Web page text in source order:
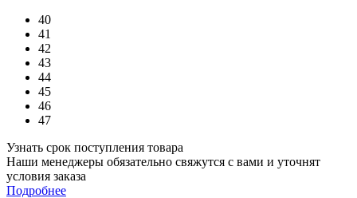
40
41
42
43
44
45
46
47
Узнать срок поступления товара
Наши менеджеры обязательно свяжутся с вами и уточнят
условия заказа
Подробнее